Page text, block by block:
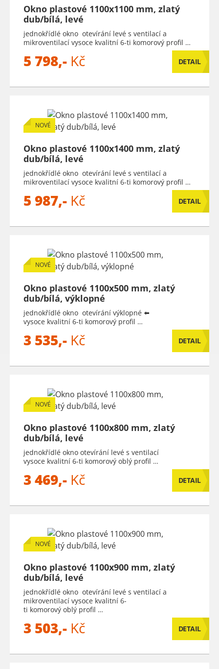
Okno plastové 1100x1100 mm, zlatý
dub/bílá, levé
jednokřídlé okno otevírání levé s ventilací a
mikroventilací vysoce kvalitní 6-ti komorový profil …
5 798,- Kč DETAIL
NOVÉ
Okno plastové 1100x1400 mm, zlatý
dub/bílá, levé
jednokřídlé okno otevírání levé s ventilací a
mikroventilací vysoce kvalitní 6-ti komorový profil …
5 987,- Kč DETAIL
NOVÉ
Okno plastové 1100x500 mm, zlatý
dub/bílá, výklopné
jednokřídlé okno otevírání výklopné ⬅️
vysoce kvalitní 6-ti komorový profil …
3 535,- Kč DETAIL
NOVÉ
Okno plastové 1100x800 mm, zlatý
dub/bílá, levé
jednokřídlé okno otevírání levé s ventilací
vysoce kvalitní 6-ti komorový oblý profil …
3 469,- Kč DETAIL
NOVÉ
Okno plastové 1100x900 mm, zlatý
dub/bílá, levé
jednokřídlé okno otevírání levé s ventilací a
mikroventilací vysoce kvalitní 6-
ti komorový oblý profil …
3 503,- Kč DETAIL